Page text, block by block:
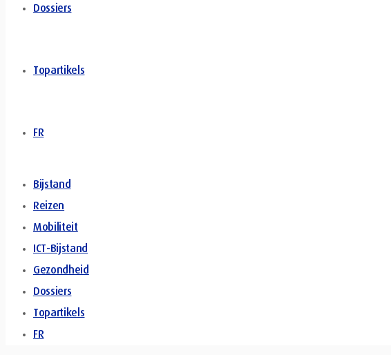
Dossiers
Topartikels
FR
Bijstand
Reizen
Mobiliteit
ICT-Bijstand
Gezondheid
Dossiers
Topartikels
FR